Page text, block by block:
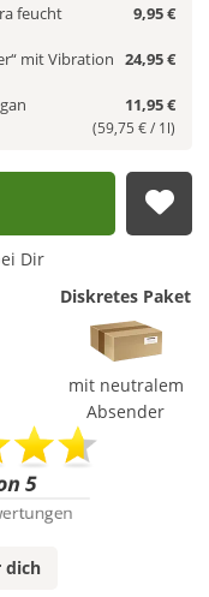
feucht 9,95 €
mit Vibration 24,95 €
11,95 €
(59,75 € / 1l)
Dir
Diskretes Paket
mit neutralem
Absender